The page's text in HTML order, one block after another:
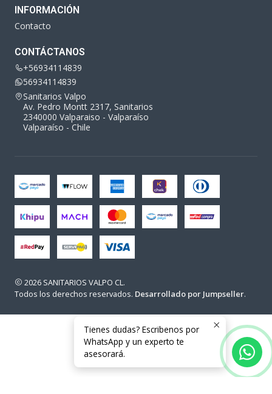
INFORMACIÓN
Contacto
CONTÁCTANOS
+56934114839
56934114839
Sanitarios Valpo
Av. Pedro Montt 2317, Sanitarios
2340000 Valparaiso - Valparaíso
Valparaíso - Chile
2026 SANITARIOS VALPO CL.
Todos los derechos reservados. Desarrollado por Jumpseller.
Tienes dudas? Escribenos por
WhatsApp y un experto te
asesorará.